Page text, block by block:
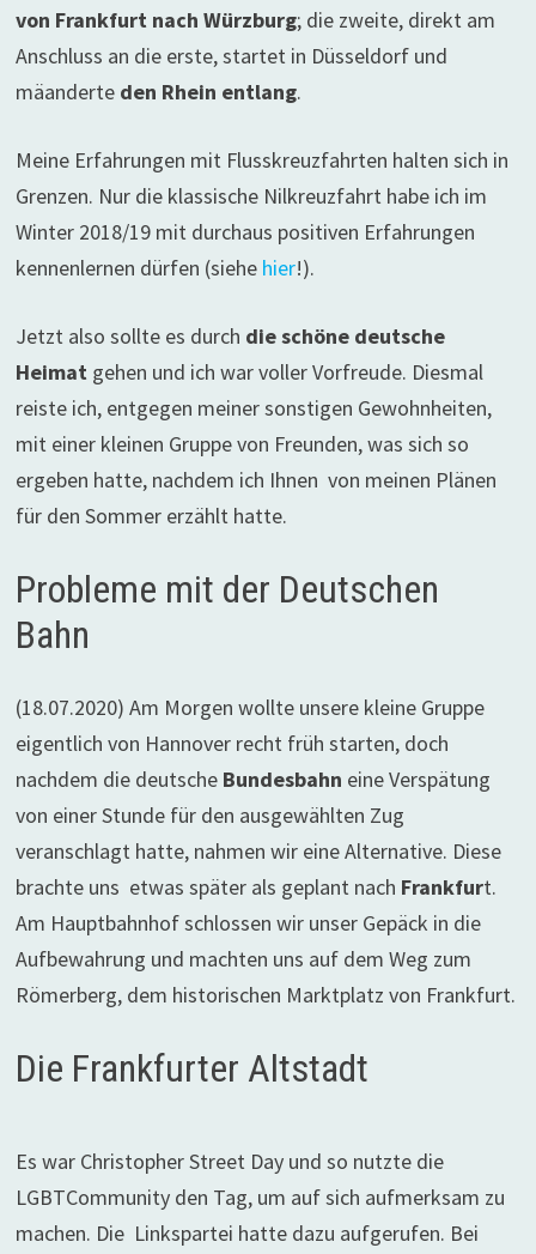
von Frankfurt nach Würzburg; die zweite, direkt am
Anschluss an die erste, startet in Düsseldorf und
mäanderte den Rhein entlang.
Meine Erfahrungen mit Flusskreuzfahrten halten sich in
Grenzen. Nur die klassische Nilkreuzfahrt habe ich im
Winter 2018/19 mit durchaus positiven Erfahrungen
kennenlernen dürfen (siehe hier!).
Jetzt also sollte es durch die schöne deutsche
Heimatgehen und ich war voller Vorfreude. Diesmal
reiste ich, entgegen meiner sonstigen Gewohnheiten,
mit einer kleinen Gruppe von Freunden, was sich so
ergeben hatte, nachdem ich Ihnen von meinen Plänen
für den Sommer erzählt hatte.
Probleme mit der Deutschen
Bahn
(18.07.2020) Am Morgen wollte unsere kleine Gruppe
eigentlich von Hannover recht früh starten, doch
nachdem die deutsche Bundesbahn eine Verspätung
von einer Stunde für den ausgewählten Zug
veranschlagt hatte, nahmen wir eine Alternative. Diese
brachte uns etwas später als geplant nach Frankfurt.
Am Hauptbahnhof schlossen wir unser Gepäck in die
Aufbewahrung und machten uns auf dem Weg zum
Römerberg, dem historischen Marktplatz von Frankfurt.
Die Frankfurter Altstadt
Es war Christopher Street Day und so nutzte die
LGBTCommunity den Tag, um auf sich aufmerksam zu
machen. Die Linkspartei hatte dazu aufgerufen. Bei